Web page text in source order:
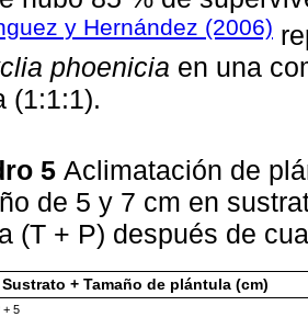
y Hernández (2006)
phoenicia en una
(1:1:1).
5 Aclimatación de
de 5 y 7 cm en
(T + P) después de
Sustrato + Tamaño de plántula (cm)
+ 5